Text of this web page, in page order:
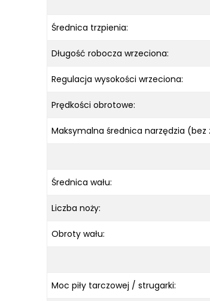
Średnica trzpienia:
Długość robocza wrzeciona:
Regulacja wysokości wrzeciona:
Prędkości obrotowe:
Maksymalna średnica narzędzia (bez
Średnica wału:
Liczba noży:
Obroty wału:
Moc piły tarczowej / strugarki: